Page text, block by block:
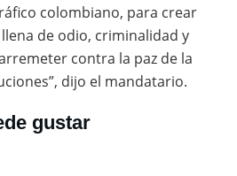
colombiano, para crear
de odio, criminalidad y
contra la paz de la
dijo el mandatario.
gustar